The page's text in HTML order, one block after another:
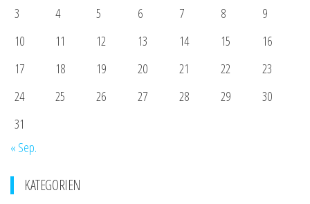
3
4 5 6 7 8
9
10
11 12 13 14 15
16
17
18 19 20 21 22
23
24
25 26 27 28 29
30
31
« Sep.
KATEGORIEN